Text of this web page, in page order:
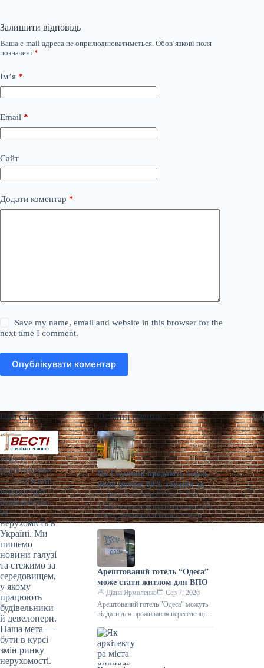
Залишити відповідь
Ваша e-mail адреса не оприлюднюватиметься. Обов’язкові поля
позначені *
Ім’я *
Email *
Сайт
Додати коментар *
Save my name, email and website in this browser for the
next time I comment.
Опублікувати коментар
Про сайт
«Весті
будівництва»
— галузевий
портал про
будівництво
та
нерухомість в
Україні. Ми
пишемо
новини галузі
та стежимо за
середовищем,
у якому
працюють
будівельники
й девелопери.
Наша мета —
бути в курсі
змін ринку
нерухомості.
Останні новини
На Сумщині продають завод,
який продає 90% товарів за
кордон
Діана Ярмоленко
Сер 7, 2026
У Конотопі виставили на продаж діюче
агропідприємство/Inventure У місті
Конотоп Сумської області виставили
на продаж 100% корпоративних прав
діючого агропереробного
Арештований готель “Одеса”
може стати житлом для ВПО
Діана Ярмоленко
Сер 7, 2026
Арештований готель "Одеса" можуть
віддати для проживання переселенців /
може стати першим арештованим
об’єктом нерухомості,